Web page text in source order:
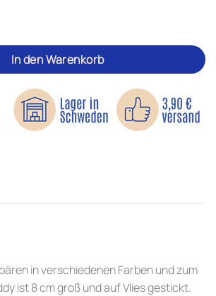
Menge
In den Warenkorb
in verschiedenen Farben und zum
ist 8 cm groß und auf Vlies gestickt.